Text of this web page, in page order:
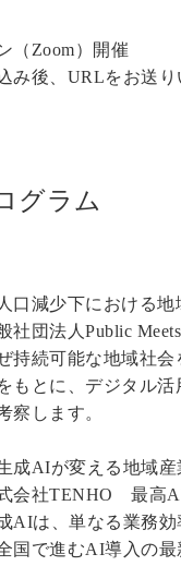
（Zoom）開催
み後、URLをお送り
グラム
口減少下における
社団法人Public
続可能な地域社会
もとに、デジタル
察します。
成AIが変える地域
会社TENHO 最高
は、単なる業務効
国で進むAI導入の